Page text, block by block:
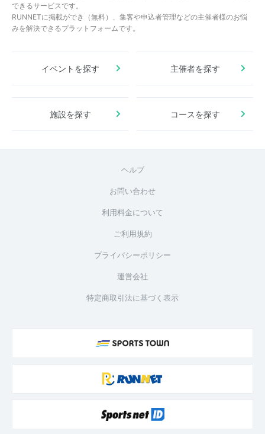
できるサービスです。
RUNNETに掲載ができ（無料）、集客や申込者管理などの主催者様のお悩
みを解決できるプラットフォームです。
イベントを探す 主催者を探す
施設を探す コースを探す
ヘルプ
お問い合わせ
利用料金について
ご利用規約
プライバシーポリシー
運営会社
特定商取引法に基づく表示